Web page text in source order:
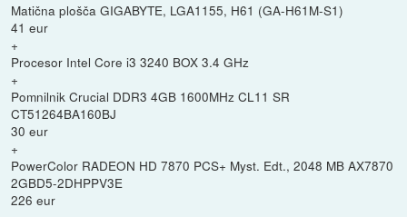
Matična plošča GIGABYTE, LGA1155, H61 (GA-H61M-S1)
41 eur
+
Procesor Intel Core i3 3240 BOX 3.4 GHz
+
Pomnilnik Crucial DDR3 4GB 1600MHz CL11 SR
CT51264BA160BJ
30 eur
+
PowerColor RADEON HD 7870 PCS+ Myst. Edt., 2048 MB AX7870
2GBD5-2DHPPV3E
226 eur